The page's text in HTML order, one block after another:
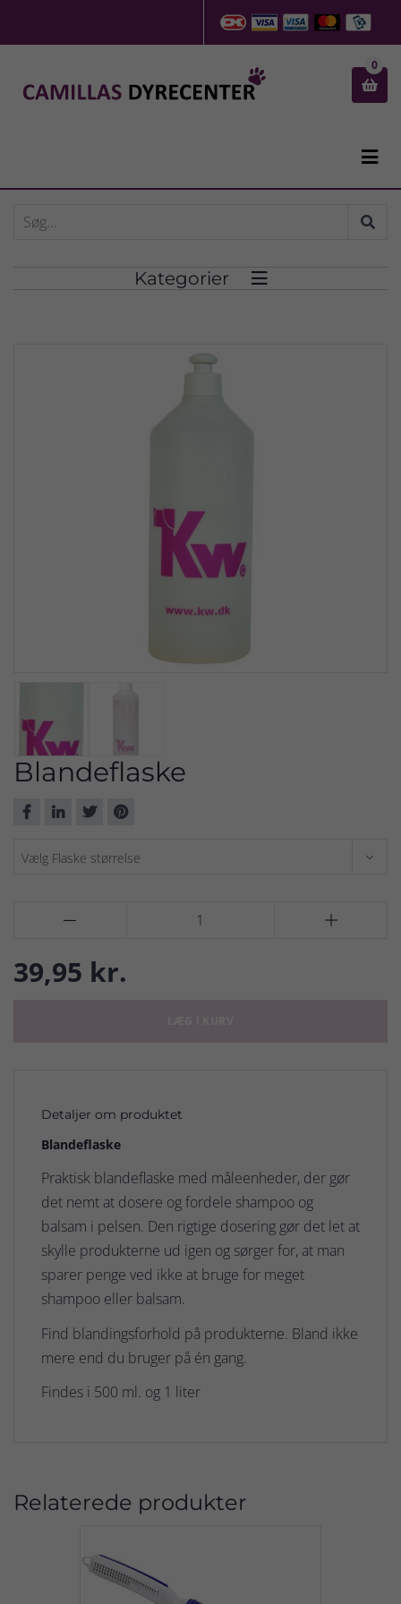

0

Kategorier 
Blandeflaske
 
39,95 kr.
Detaljer om produktet
Blandeflaske
Praktisk blandeflaske med måleenheder, der gør
det nemt at dosere og fordele shampoo og
balsam i pelsen. Den rigtige dosering gør det let at
skylle produkterne ud igen og sørger for, at man
sparer penge ved ikke at bruge for meget
shampoo eller balsam.
Find blandingsforhold på produkterne. Bland ikke
mere end du bruger på én gang.
Findes i 500 ml. og 1 liter
Relaterede produkter